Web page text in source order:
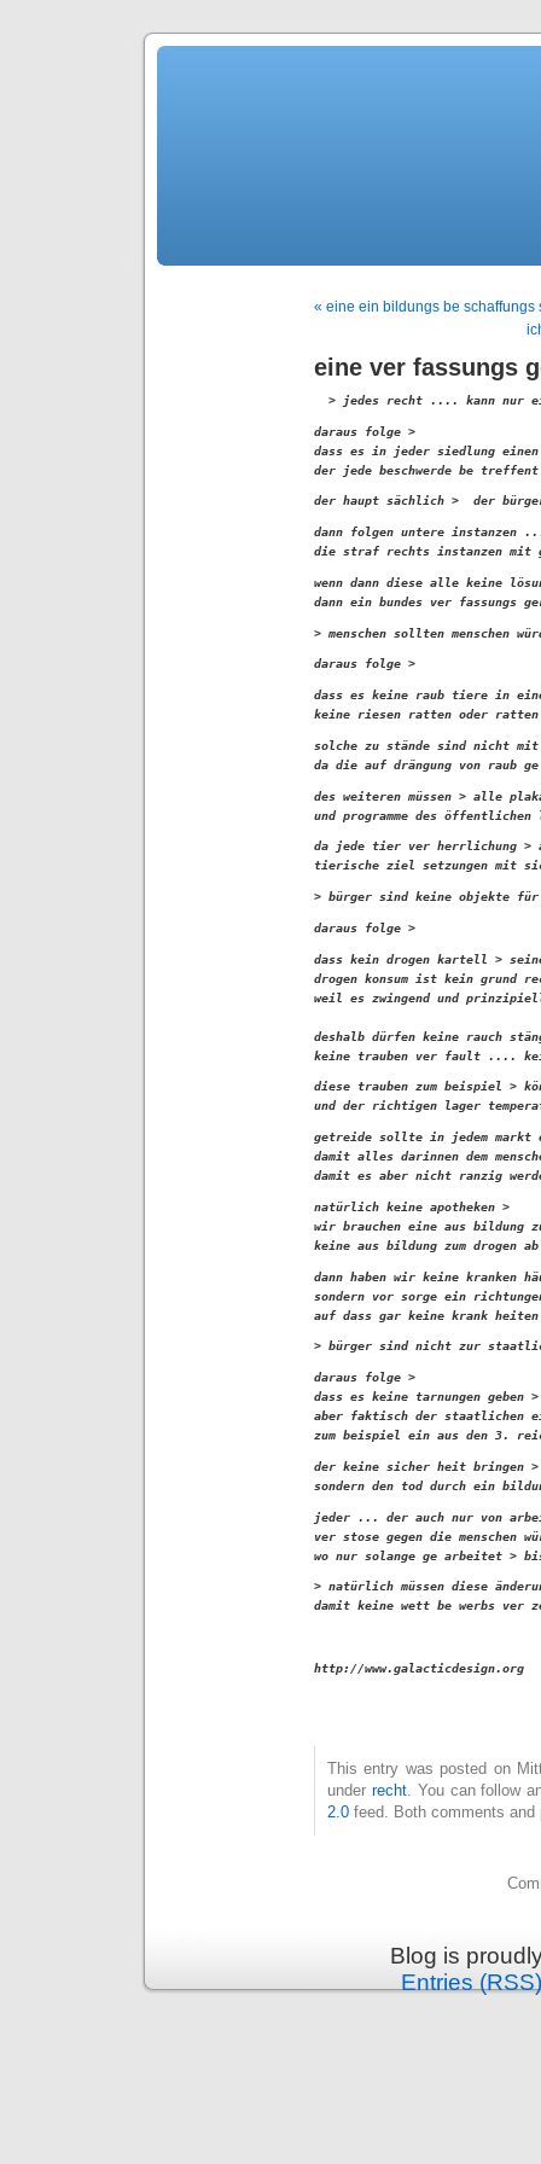
« eine ein bildungs be
eine ver fassungs
> jedes recht .... kann nur
daraus folge >
dass es in jeder siedlung
der jede beschwerde be
der haupt sächlich >  der
dann folgen untere
die straf rechts instanzen mit
wenn dann diese alle keine
dann ein bundes ver
> menschen sollten menschen
daraus folge >
dass es keine raub tiere in
keine riesen ratten oder
solche zu stände sind nicht
da die auf drängung von
des weiteren müssen > alle
und programme des
da jede tier ver herrlichung >
tierische ziel setzungen
> bürger sind keine objekte
daraus folge >
dass kein drogen kartell >
drogen konsum ist kein grund
weil es zwingend und
deshalb dürfen keine rauch
keine trauben ver fault ....
diese trauben zum beispiel >
und der richtigen lager
getreide sollte in jedem markt
damit alles darinnen dem
damit es aber nicht ranzig
natürlich keine apotheken >
wir brauchen eine aus bildung
keine aus bildung zum drogen
dann haben wir keine kranken
sondern vor sorge ein
auf dass gar keine krank
> bürger sind nicht zur
daraus folge >
dass es keine tarnungen
aber faktisch der staatlichen
zum beispiel ein aus den 3.
der keine sicher heit bringen >
sondern den tod durch ein
jeder ... der auch nur von
ver stose gegen die
wo nur solange ge arbeitet
> natürlich müssen diese
damit keine wett be werbs
This entry was posted on
under recht. You can follow
2.0 feed. Both comments
Blog is
Entries (RSS)